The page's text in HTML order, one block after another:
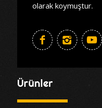
olarak koymuştur.
Ürünler